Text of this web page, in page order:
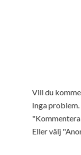
Vill du
Inga
Eller välj